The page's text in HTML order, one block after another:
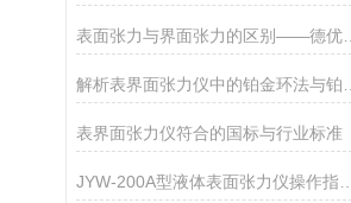
表面张力与界面张力的区别——德优特仪器文献
表界面张力仪符合的国标与行业标准